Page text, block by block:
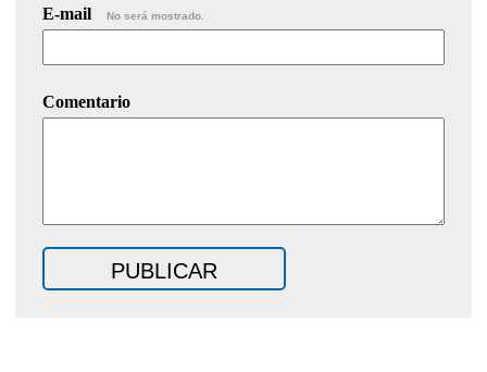
E-mail No será mostrado.
Comentario